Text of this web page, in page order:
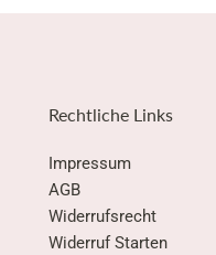
Rechtliche Links
Impressum
AGB
Widerrufsrecht
Widerruf Starten